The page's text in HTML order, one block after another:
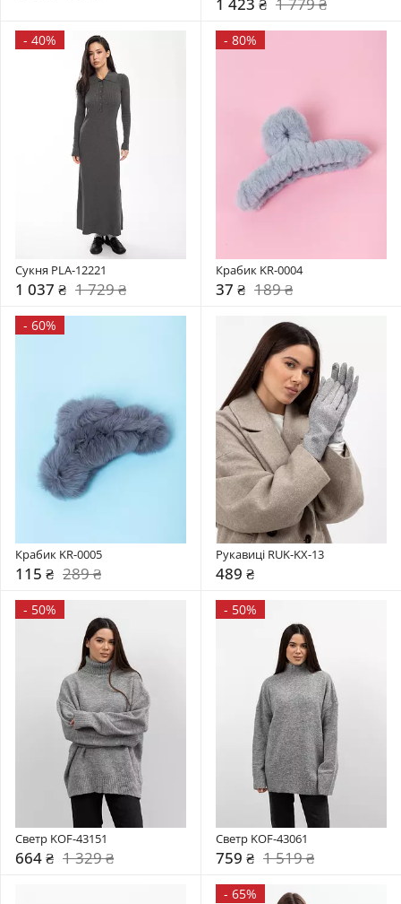
1 423 ₴ 1 779 ₴
- 40%
Сукня PLA-12221
1 037 ₴ 1 729 ₴
- 80%
Крабик KR-0004
37 ₴ 189 ₴
- 60%
Крабик KR-0005
115 ₴ 289 ₴
Рукавиці RUK-KX-13
489 ₴
- 50%
Светр KOF-43151
664 ₴ 1 329 ₴
- 50%
Светр KOF-43061
759 ₴ 1 519 ₴
- 65%